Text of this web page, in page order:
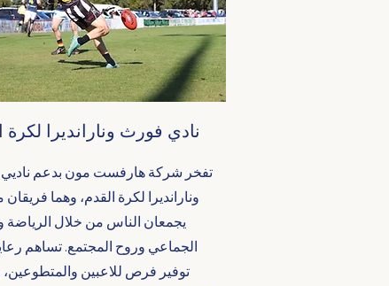
نادي فورث ونارانديرا لكرة
تفخر شركة هارفست مون بدعم
ونارانديرا لكرة القدم، وهما فريقان
يجمعان الناس من خلال الرياضة
الجماعي وروح المجتمع. تساهم
توفير فرص للاعبين والمتطوعين،